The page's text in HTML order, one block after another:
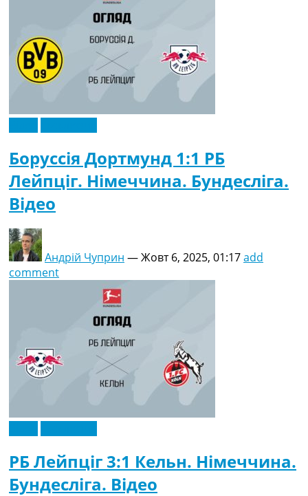
Боруссія Дортмунд 1:1 РБ
Лейпціг. Німеччина. Бундесліга.
Відео
Андрій Чуприн —Жовт 6, 2025, 01:17add
comment
РБ Лейпціг 3:1 Кельн. Німеччина.
Бундесліга. Відео